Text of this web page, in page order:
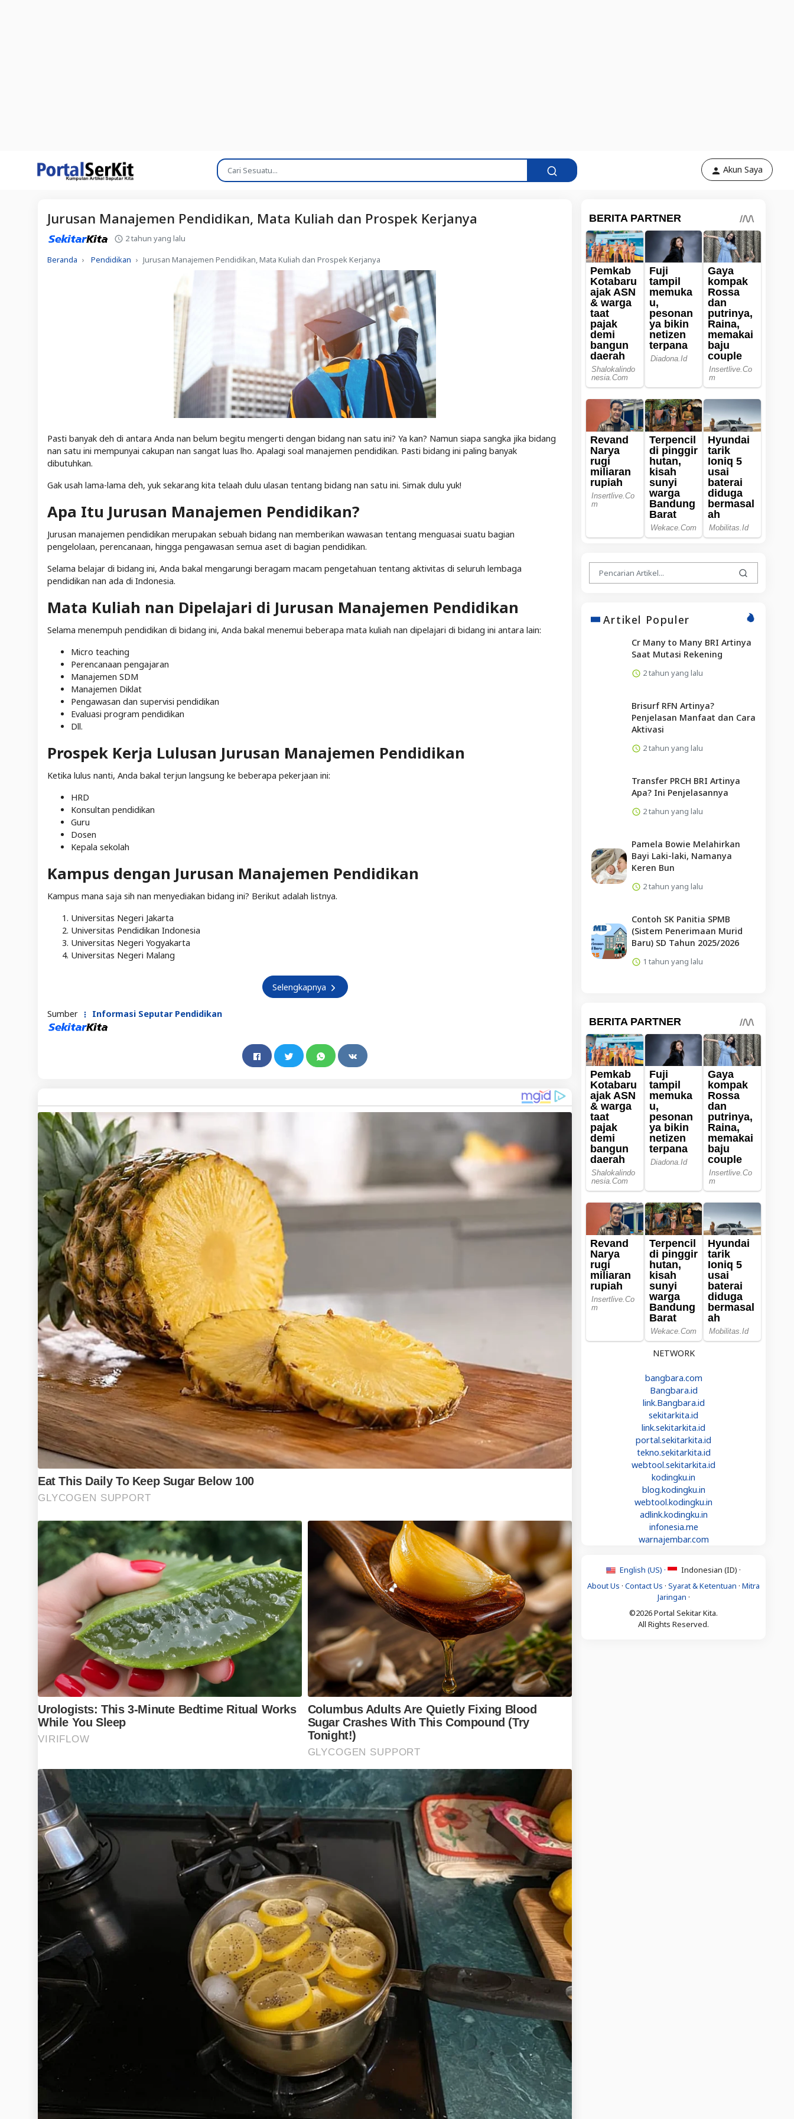
Akun Saya
Jurusan Manajemen Pendidikan, Mata Kuliah dan Prospek Kerjanya
2 tahun yang lalu
Beranda Pendidikan Jurusan Manajemen Pendidikan, Mata Kuliah dan Prospek Kerjanya
Pasti banyak deh di antara Anda nan belum begitu mengerti dengan bidang nan satu ini? Ya kan? Namun siapa sangka jika bidang
nan satu ini mempunyai cakupan nan sangat luas lho. Apalagi soal manajemen pendidikan. Pasti bidang ini paling banyak
dibutuhkan.
Gak usah lama-lama deh, yuk sekarang kita telaah dulu ulasan tentang bidang nan satu ini. Simak dulu yuk!
Apa Itu Jurusan Manajemen Pendidikan?
Jurusan manajemen pendidikan merupakan sebuah bidang nan memberikan wawasan tentang menguasai suatu bagian
pengelolaan, perencanaan, hingga pengawasan semua aset di bagian pendidikan.
Selama belajar di bidang ini, Anda bakal mengarungi beragam macam pengetahuan tentang aktivitas di seluruh lembaga
pendidikan nan ada di Indonesia.
Mata Kuliah nan Dipelajari di Jurusan Manajemen Pendidikan
Selama menempuh pendidikan di bidang ini, Anda bakal menemui beberapa mata kuliah nan dipelajari di bidang ini antara lain:
Micro teaching
Perencanaan pengajaran
Manajemen SDM
Manajemen Diklat
Pengawasan dan supervisi pendidikan
Evaluasi program pendidikan
Dll.
Prospek Kerja Lulusan Jurusan Manajemen Pendidikan
Ketika lulus nanti, Anda bakal terjun langsung ke beberapa pekerjaan ini:
HRD
Konsultan pendidikan
Guru
Dosen
Kepala sekolah
Kampus dengan Jurusan Manajemen Pendidikan
Kampus mana saja sih nan menyediakan bidang ini? Berikut adalah listnya.
Universitas Negeri Jakarta
Universitas Pendidikan Indonesia
Universitas Negeri Yogyakarta
Universitas Negeri Malang
Selengkapnya
Sumber Informasi Seputar Pendidikan
Artikel Populer
Cr Many to Many BRI Artinya
Saat Mutasi Rekening
2 tahun yang lalu
Brisurf RFN Artinya?
Penjelasan Manfaat dan Cara
Aktivasi
2 tahun yang lalu
Transfer PRCH BRI Artinya
Apa? Ini Penjelasannya
2 tahun yang lalu
Pamela Bowie Melahirkan
Bayi Laki-laki, Namanya
Keren Bun
2 tahun yang lalu
Contoh SK Panitia SPMB
(Sistem Penerimaan Murid
Baru) SD Tahun 2025/2026
1 tahun yang lalu
NETWORK
bangbara.com
Bangbara.id
link.Bangbara.id
sekitarkita.id
link.sekitarkita.id
portal.sekitarkita.id
tekno.sekitarkita.id
webtool.sekitarkita.id
kodingku.in
blog.kodingku.in
webtool.kodingku.in
adlink.kodingku.in
infonesia.me
warnajembar.com
English (US) ·
Indonesian (ID) ·
About Us · Contact Us · Syarat & Ketentuan · Mitra
Jaringan ·
©2026 Portal Sekitar Kita.
All Rights Reserved.